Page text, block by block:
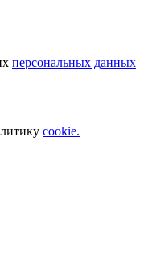
персональных данных
cookie.